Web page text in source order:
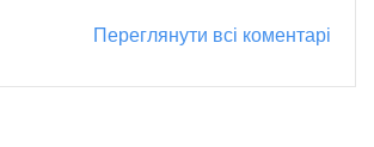
Переглянути всі коментарі